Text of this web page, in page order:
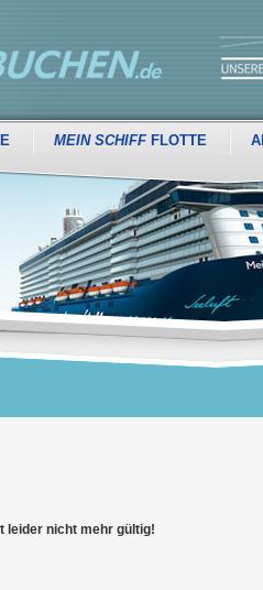
MEIN SCHIFFFLOTTE
leider nicht mehr gültig!